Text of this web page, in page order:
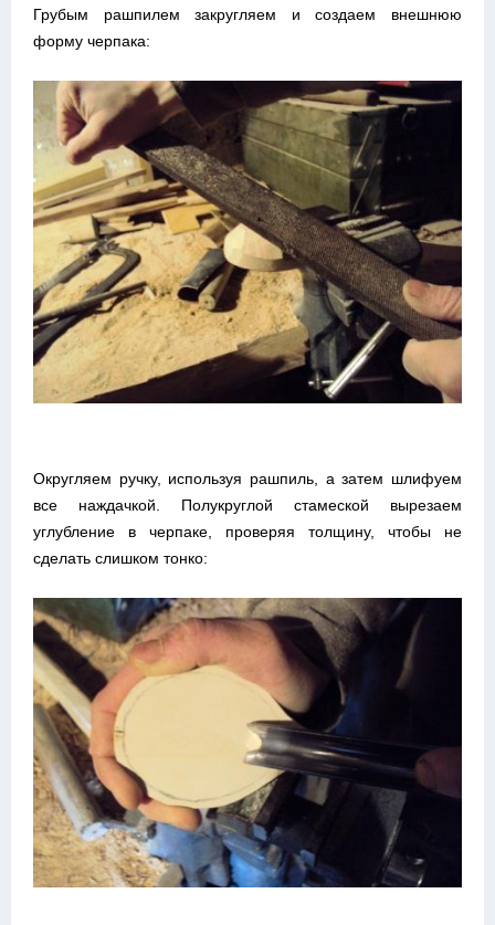
Грубым рашпилем закругляем и создаем внешнюю
форму черпака:
Округляем ручку, используя рашпиль, а затем шлифуем
все наждачкой. Полукруглой стамеской вырезаем
углубление в черпаке, проверяя толщину, чтобы не
сделать слишком тонко: